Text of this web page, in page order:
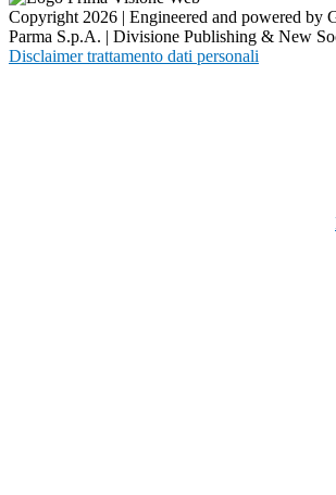
Copyright 2026 | Engineered and powered by
Parma S.p.A. | Divisione Publishing & New
Disclaimer trattamento dati personali